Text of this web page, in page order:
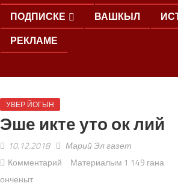
ПОДПИСКЕ
ВАШКЫЛ
РЕКЛАМЕ
УВЕР ЙОГЫН
Эше икте уто ок лий
10.12.2018
Марий Эл газет
Комментарий
Материалым 1 149 гана
онченыт